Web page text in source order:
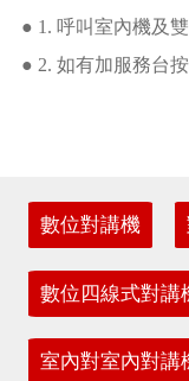
● 1. 呼叫室內機及
● 2. 如有加服務台
數位對講機
數位四線式對講
室內對室內對講